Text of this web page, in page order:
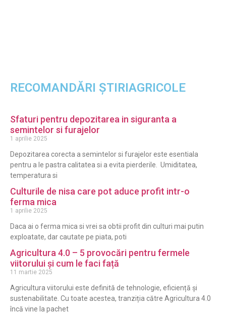
RECOMANDĂRI ȘTIRIAGRICOLE
Sfaturi pentru depozitarea in siguranta a
semintelor si furajelor
1 aprilie 2025
Depozitarea corecta a semintelor si furajelor este esentiala
pentru a le pastra calitatea si a evita pierderile. Umiditatea,
temperatura si
Culturile de nisa care pot aduce profit intr-o
ferma mica
1 aprilie 2025
Daca ai o ferma mica si vrei sa obtii profit din culturi mai putin
exploatate, dar cautate pe piata, poti
Agricultura 4.0 – 5 provocări pentru fermele
viitorului și cum le faci față
11 martie 2025
Agricultura viitorului este definită de tehnologie, eficiență și
sustenabilitate. Cu toate acestea, tranziția către Agricultura 4.0
încă vine la pachet